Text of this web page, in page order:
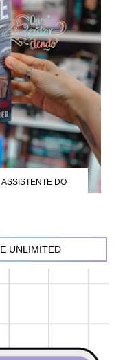
ASSISTENTE DO
UNLIMITED